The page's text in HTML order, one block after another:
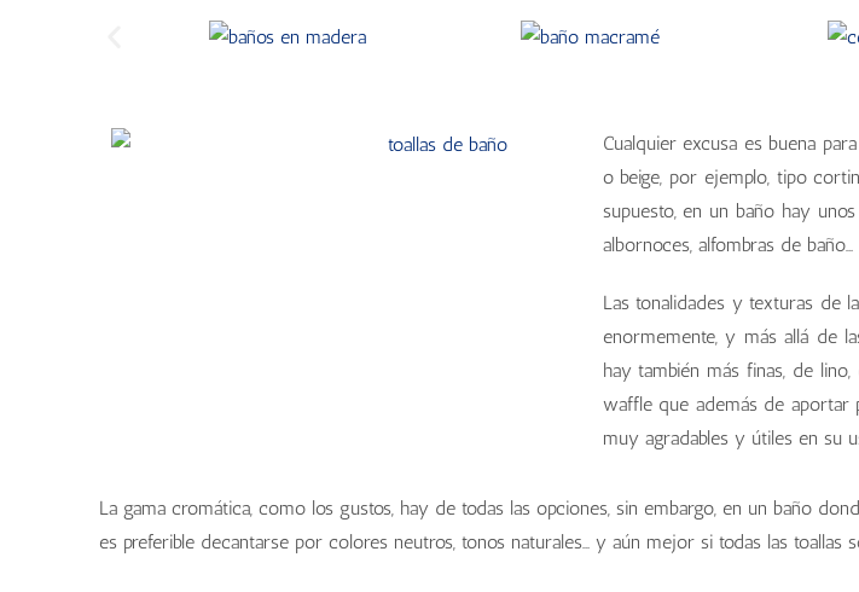
Cualquier excusa es buena
o beige, por ejemplo, tipo
supuesto, en un baño hay unos
albornoces, alfombras de baño…
Las tonalidades y texturas de
enormemente, y más allá de
hay también más finas, de
waffle que además de aportar
muy agradables y útiles en su
La gama cromática, como los gustos, hay de todas las opciones, sin embargo, en un baño
es preferible decantarse por colores neutros, tonos naturales… y aún mejor si todas las toallas